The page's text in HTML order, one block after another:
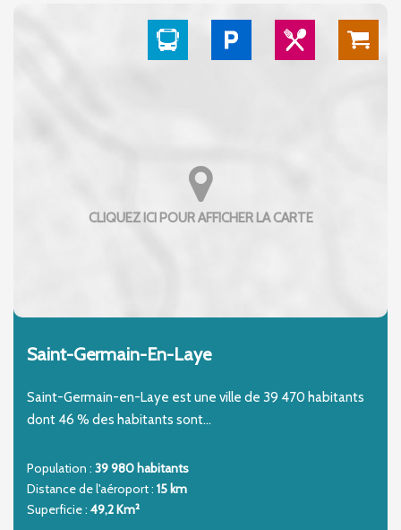
Saint-Germain-En-Laye
Saint-Germain-en-Laye est une ville de 39 470 habitants
dont 46 % des habitants sont...
Population : 39 980 habitants
Distance de l'aéroport : 15 km
Superficie : 49,2 Km²